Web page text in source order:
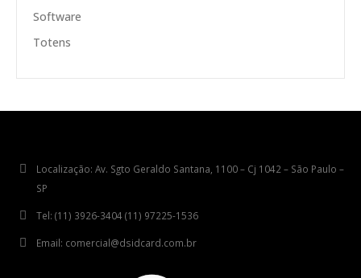
Software
Totens
Localização: Av. Sgto Geraldo Santana, 1100 – Cj 1042 – São Paulo –
SP
Tel: (11) 3926-3404 (11) 97225-1536
Email: comercial@dsidcard.com.br